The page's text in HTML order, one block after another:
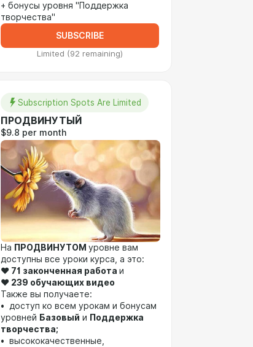
+ бонусы уровня "Поддержка
творчества"
SUBSCRIBE
Limited (92 remaining)
Subscription Spots Are Limited
ПРОДВИНУТЫЙ
$9.8 per month
На ПРОДВИНУТОМ уровне вам
доступны все уроки курса, а это:
❤️ 71 законченная работа и
❤️ 239 обучающих видео
Также вы получаете:
• доступ ко всем урокам и бонусам
уровней Базовый и Поддержка
творчества;
• высококачественные,